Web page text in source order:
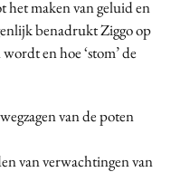
het maken van geluid en
benadrukt Ziggo op
en hoe ‘stom’ de
van de poten
van verwachtingen van